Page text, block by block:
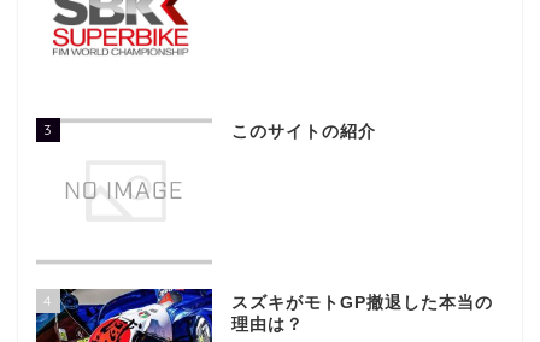
3 このサイトの紹介
4
スズキがモトGP撤退した本当の
理由は？